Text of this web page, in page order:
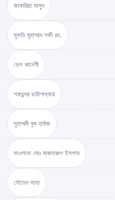
জাকারিয়া মাসুদ
মুফতি মুহাম্মাদ শফী রহ.
ডেল কার্নেগী
শরৎচন্দ্র চট্টোপাধ্যায়
মুহাম্মদী বুক হাউজ
মাওলানা মোঃ মাজহারুল ইসলাম
সৌমেন সাহা